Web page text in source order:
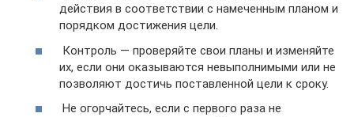
действия в соответствии с намеченным планом и
порядком достижения цели.
Контроль — проверяйте свои планы и изменяйте
их, если они оказываются невыполнимыми или не
позволяют достичь поставленной цели к сроку.
Не огорчайтесь, если с первого раза не